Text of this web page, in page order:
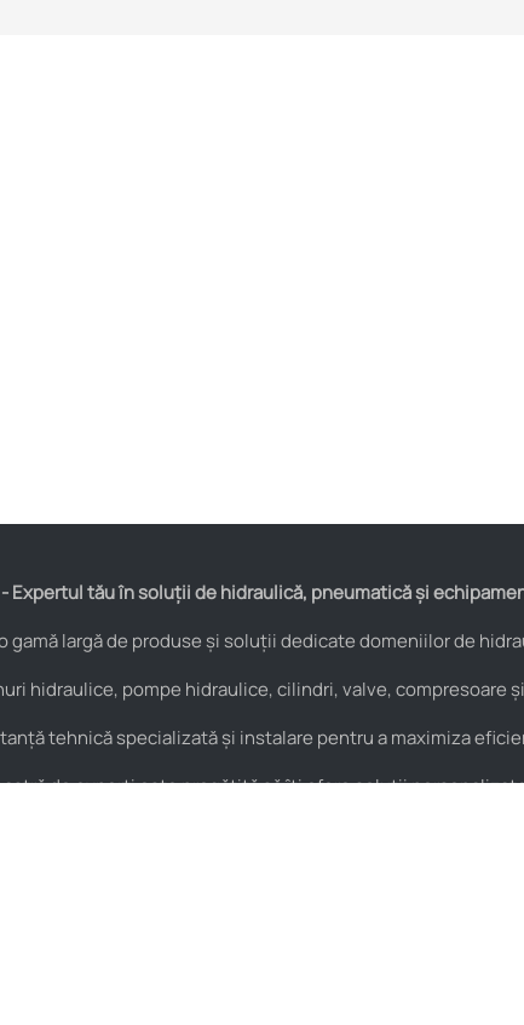
- Expertul tău în soluții de hidraulică, pneumatică și
gamă largă de produse și soluții dedicate domeniilor de
hidraulice, pompe hidraulice, cilindri, valve, compresoare
tehnică specializată și instalare pentru a maximiza
de experți este pregătită să îți ofere soluții